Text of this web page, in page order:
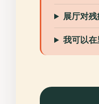
展厅对
我可以在